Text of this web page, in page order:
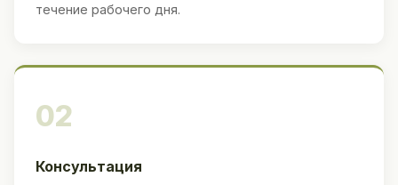
течение рабочего дня.
02
Консультация